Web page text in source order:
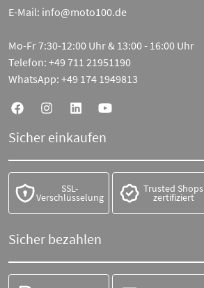
E-Mail: info@moto100.de
Mo-Fr 7:30-12:00 Uhr & 13:00 - 16:00 Uhr
Telefon: +49 711 21951190
WhatsApp: +49 174 1949813
Sicher einkaufen
SSL-
Verschlüsselung
Trusted Shops
zertifiziert
Sicher bezahlen